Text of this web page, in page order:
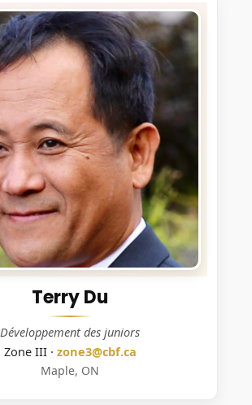
Terry Du
Développement des juniors
Zone III · zone3@cbf.ca
Maple, ON